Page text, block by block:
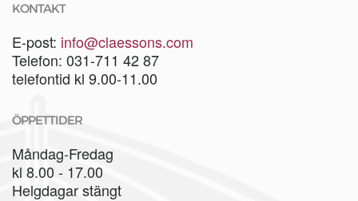
KONTAKT
E-post: info@claessons.com
Telefon: 031-711 42 87
telefontid kl 9.00-11.00
ÖPPETTIDER
Måndag-Fredag
kl 8.00 - 17.00
Helgdagar stängt